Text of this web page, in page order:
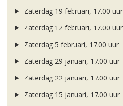
Zaterdag 19 februari, 17.00 uur
Zaterdag 12 februari, 17.00 uur
Zaterdag 5 februari, 17.00 uur
Zaterdag 29 januari, 17.00 uur
Zaterdag 22 januari, 17.00 uur
Zaterdag 15 januari, 17.00 uur